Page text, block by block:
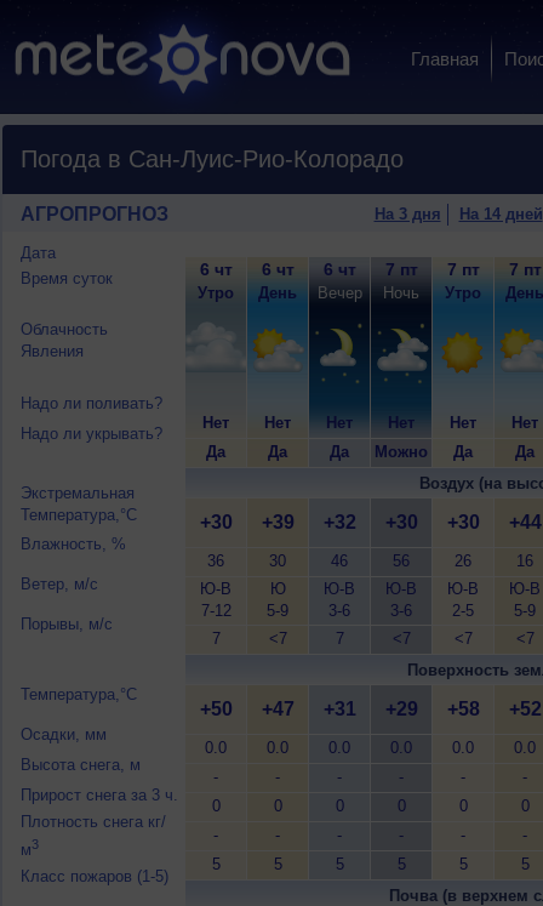
Главная
Погода в Сан-Луис-Рио-Колорадо
АГРОПРОГНОЗ На 3 дня На 14 дней
Дата
Время суток
Облачность
Явления
Надо ли поливать?
Надо ли укрывать?
Экстремальная
Температура,°C
Влажность, %
Ветер, м/с
Порывы, м/с
Температура,°C
Осадки, мм
Высота снега, м
Прирост снега за 3 ч.
Плотность снега кг/
м3
Класс пожаров (1-5)
6 чт
Утро
Нет
Да
6 чт
День
Нет
Да
6 чт
Вечер
Нет
Да
7 пт
Ночь
Нет
Можно
7 пт
Утро
Нет
Да
7 пт
День
Нет
Да
Воздух (на
+30
36
Ю-В
7-12
7
+39
30
Ю
5-9
<7
+32
46
Ю-В
3-6
7
+30
56
Ю-В
3-6
<7
+30
26
Ю-В
2-5
<7
+44
16
Ю-В
5-9
<7
Поверхность
+50
0.0
-
0
-
5
+47
0.0
-
0
-
5
+31
0.0
-
0
-
5
+29
0.0
-
0
-
5
+58
0.0
-
0
-
5
+52
0.0
-
0
-
5
Почва (в верхнем